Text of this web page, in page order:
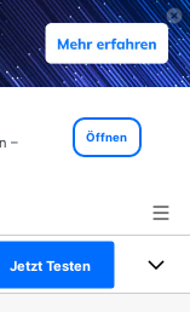
–
Öffnen
Jetzt Testen